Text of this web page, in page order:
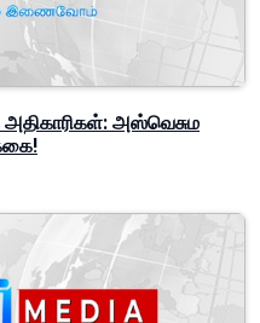
உயரும்: வளிமண்டலவியல்